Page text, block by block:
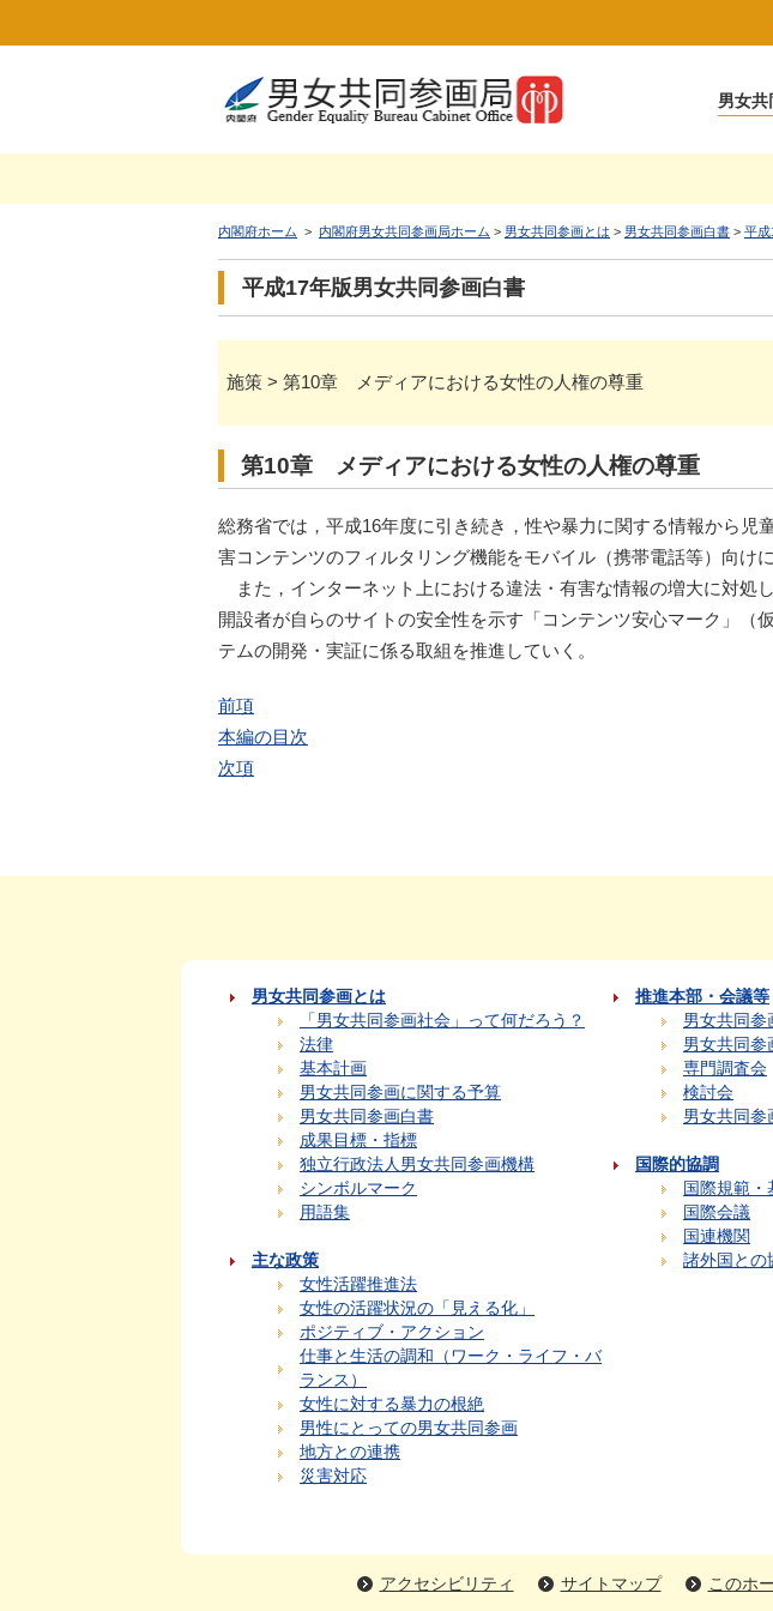
内閣府ホーム > 内閣府男女共同参画局ホーム > 男女共同参画とは > 男女共同参画白書 > 平成
平成17年版男女共同参画白書
施策 > 第10章 メディアにおける女性の人権の尊重
第10章 メディアにおける女性の人権の尊重
総務省では，平成16年度に引き続き，性や暴力に関する情報から
害コンテンツのフィルタリング機能をモバイル（携帯電話等）向け
また，インターネット上における違法・有害な情報の増大に対
開設者が自らのサイトの安全性を示す「コンテンツ安心マーク」
テムの開発・実証に係る取組を推進していく。
前項
本編の目次
次項